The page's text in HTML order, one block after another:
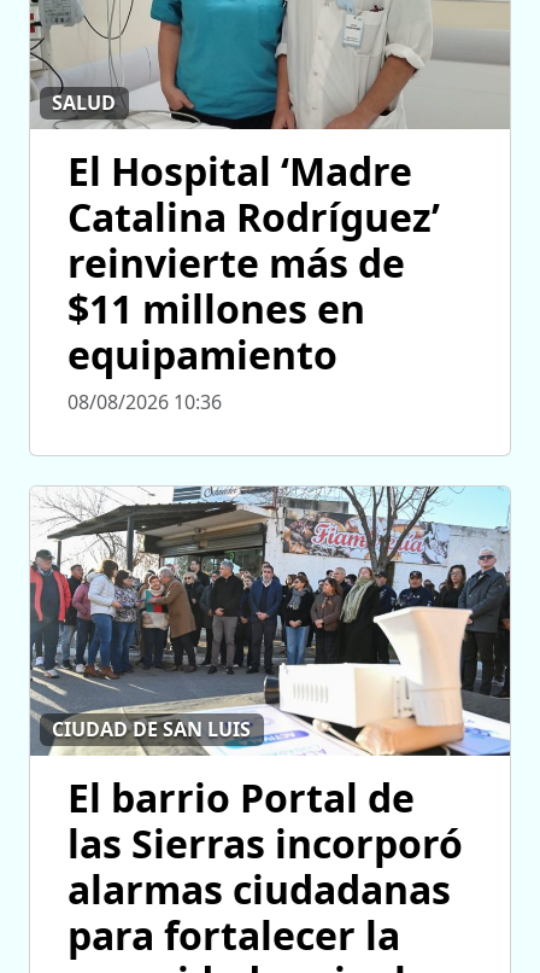
SALUD
El Hospital ‘Madre
Catalina Rodríguez’
reinvierte más de
$11 millones en
equipamiento
08/08/2026 10:36
CIUDAD DE SAN LUIS
El barrio Portal de
las Sierras incorporó
alarmas ciudadanas
para fortalecer la